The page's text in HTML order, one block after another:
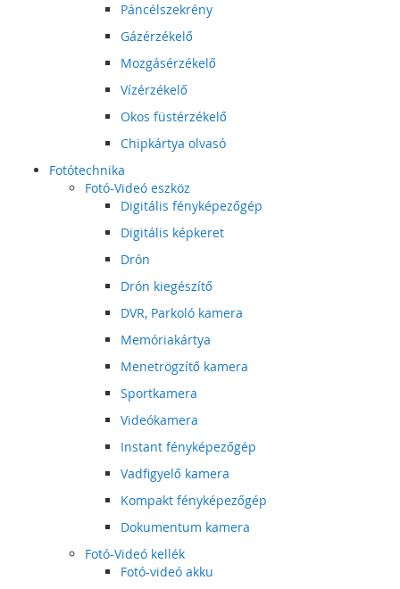
Páncélszekrény
Gázérzékelő
Mozgásérzékelő
Vízérzékelő
Okos füstérzékelő
Chipkártya olvasó
Fotótechnika
Fotó-Videó eszköz
Digitális fényképezőgép
Digitális képkeret
Drón
Drón kiegészítő
DVR, Parkoló kamera
Memóriakártya
Menetrögzítő kamera
Sportkamera
Videókamera
Instant fényképezőgép
Vadfigyelő kamera
Kompakt fényképezőgép
Dokumentum kamera
Fotó-Videó kellék
Fotó-videó akku